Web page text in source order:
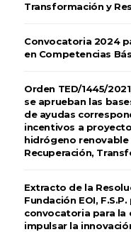
Transformación y
Convocatoria 2024
en Competencias
Orden TED/1445/
se aprueban las
de ayudas
incentivos a
hidrógeno renovable
Recuperación,
Extracto de la
Fundación EOI,
convocatoria para la
impulsar la